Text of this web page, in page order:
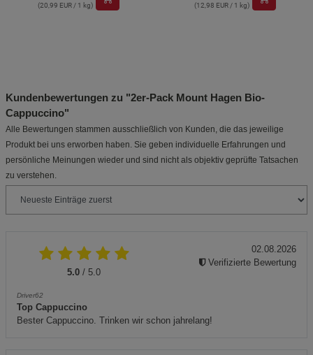
(20,99 EUR / 1 kg) (12,98 EUR / 1 kg)
Kundenbewertungen zu "2er-Pack Mount Hagen Bio-
Cappuccino"
Alle Bewertungen stammen ausschließlich von Kunden, die das jeweilige
Produkt bei uns erworben haben. Sie geben individuelle Erfahrungen und
persönliche Meinungen wieder und sind nicht als objektiv geprüfte Tatsachen
zu verstehen.
5.0 / 5.0
Driver62
Top Cappuccino
Bester Cappuccino. Trinken wir schon jahrelang!
02.08.2026
Verifizierte Bewertung